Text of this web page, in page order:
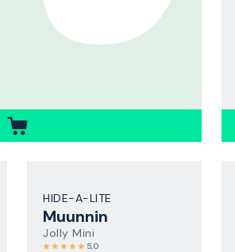
HIDE-A-LITE
Muunnin
Jolly Mini
5,0